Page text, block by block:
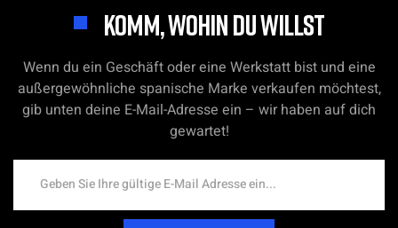
KOMM, WOHIN DU WILLST
Wenn du ein Geschäft oder eine Werkstatt bist und eine
außergewöhnliche spanische Marke verkaufen möchtest,
gib unten deine E-Mail-Adresse ein – wir haben auf dich
gewartet!